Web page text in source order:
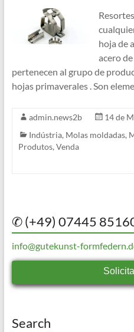
hoja de
acero
pertenecen al grupo de
hojas primaverales . Son
admin.news2b
14 de
Indústria, Molas moldadas,
Produtos, Venda
✆ (+49) 07445
info@gutekunst-
Search